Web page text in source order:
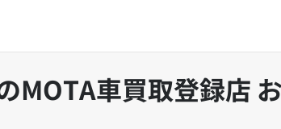
MOTA車買取登録店